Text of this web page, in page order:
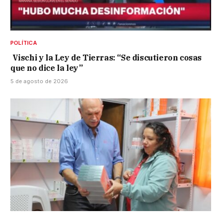
POLÍTICA
Vischi y la Ley de Tierras: “Se discutieron cosas
que no dice la ley”
5 de agosto de 2026